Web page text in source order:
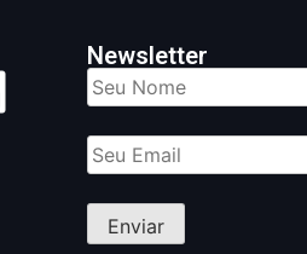
Newsletter